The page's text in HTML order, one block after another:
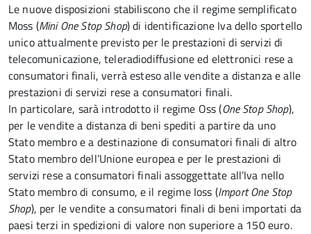
Le nuove disposizioni stabiliscono che il regime semplificato
Moss (Mini One Stop Shop) di identificazione Iva dello sportello
unico attualmente previsto per le prestazioni di servizi di
telecomunicazione, teleradiodiffusione ed elettronici rese a
consumatori finali, verrà esteso alle vendite a distanza e alle
prestazioni di servizi rese a consumatori finali.
In particolare, sarà introdotto il regime Oss (One Stop Shop),
per le vendite a distanza di beni spediti a partire da uno
Stato membro e a destinazione di consumatori finali di altro
Stato membro dell’Unione europea e per le prestazioni di
servizi rese a consumatori finali assoggettate all’Iva nello
Stato membro di consumo, e il regime Ioss (Import One Stop
Shop), per le vendite a consumatori finali di beni importati da
paesi terzi in spedizioni di valore non superiore a 150 euro.